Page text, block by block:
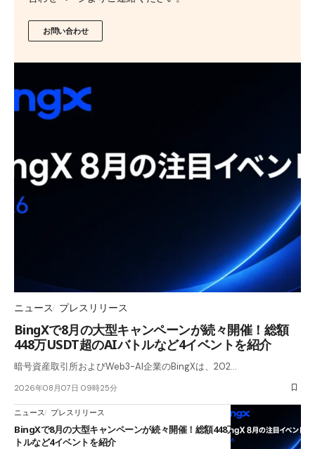
お問い合わせ
ニュース プレスリリース
BingXで8月の大型キャンペーンが続々開催！総額
448万USDT超のAIバトルなど4イベントを紹介
暗号資産取引所およびWeb3-AI企業のBingXは、202…
2026年08月07日 09時25分
ニュース プレスリリース
BingXで8月の大型キャンペーンが続々開催！総額448万USDT超のAIバ
トルなど4イベントを紹介